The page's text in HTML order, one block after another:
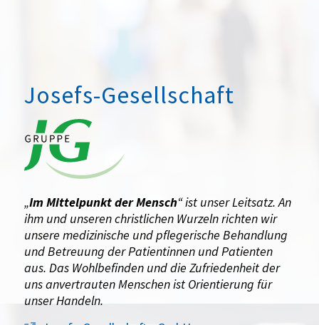
Josefs-Gesellschaft
„Im Mittelpunkt der Mensch“ ist unser Leitsatz. An
ihm und unseren christlichen Wurzeln richten wir
unsere medizinische und pflegerische Behandlung
und Betreuung der Patientinnen und Patienten
aus. Das Wohlbefinden und die Zufriedenheit der
uns anvertrauten Menschen ist Orientierung für
unser Handeln.